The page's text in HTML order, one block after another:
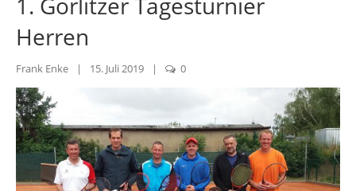
Herren
Frank Enke | 15. Juli 2019 | 0